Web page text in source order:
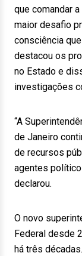
que comandar
maior desafio
consciência
destacou os
no Estado e
investigações
“A
de Janeiro
de recursos
agentes
declarou.
O novo
Federal desde
há três